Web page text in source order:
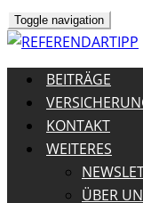
Toggle navigation
BEITRÄGE
KONTAKT
WEITERES
ÜBER